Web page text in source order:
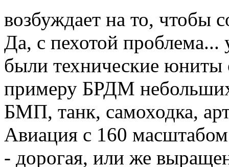
возбуждает на то, чтобы
Да, с пехотой проблема...
были технические юниты
примеру БРДМ
БМП, танк, самоходка,
Авиация с 160
- дорогая, или же